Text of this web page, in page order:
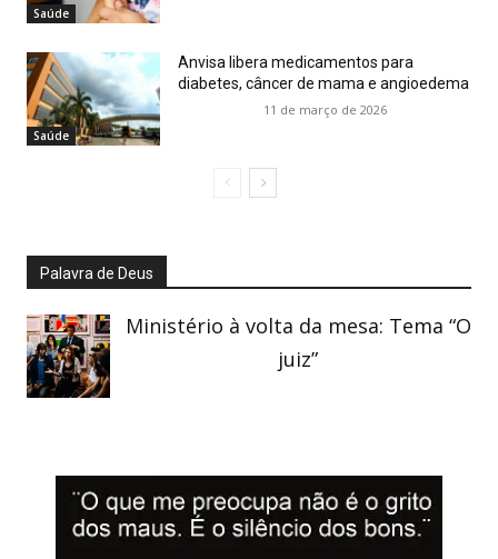
Saúde
Saúde
Anvisa libera medicamentos para
diabetes, câncer de mama e angioedema
11 de março de 2026
Palavra de Deus
Ministério à volta da mesa: Tema “O
juiz”